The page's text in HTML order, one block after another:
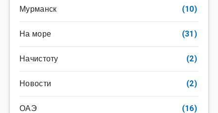
Мурманск (10)
На море (31)
Начистоту (2)
Новости (2)
ОАЭ (16)